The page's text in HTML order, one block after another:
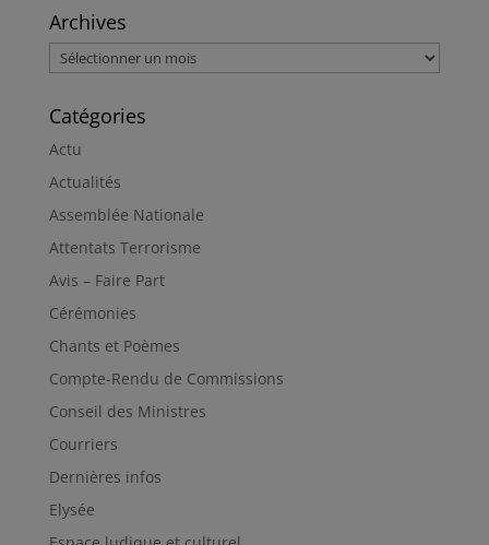
Archives
Archives
Catégories
Actu
Actualités
Assemblée Nationale
Attentats Terrorisme
Avis – Faire Part
Cérémonies
Chants et Poèmes
Compte-Rendu de Commissions
Conseil des Ministres
Courriers
Dernières infos
Elysée